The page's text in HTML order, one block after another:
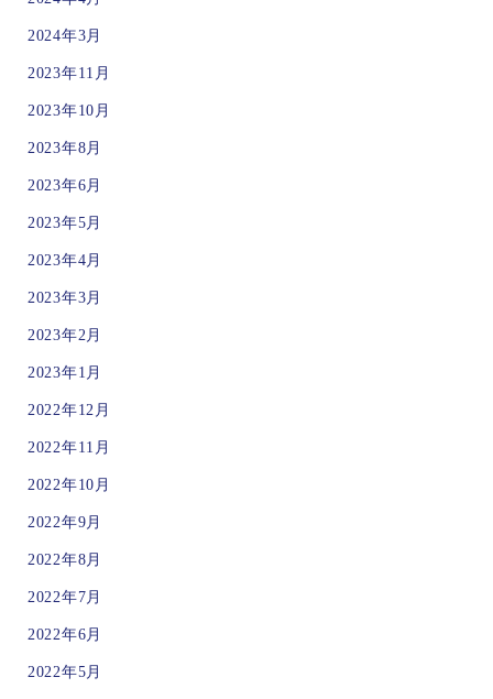
2024年3月
2023年11月
2023年10月
2023年8月
2023年6月
2023年5月
2023年4月
2023年3月
2023年2月
2023年1月
2022年12月
2022年11月
2022年10月
2022年9月
2022年8月
2022年7月
2022年6月
2022年5月